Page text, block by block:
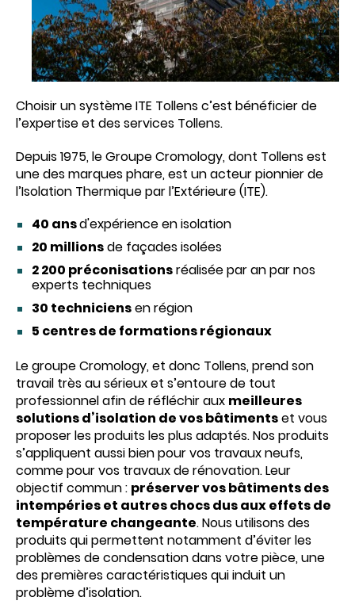
Choisir un système ITE Tollens c’est bénéficier de
l’expertise et des services Tollens.
Depuis 1975, le Groupe Cromology, dont Tollens est
une des marques phare, est un acteur pionnier de
l’Isolation Thermique par l’Extérieure (ITE).
40 ansd'expérience en isolation
20 millionsde façades isolées
2 200 préconisationsréalisée par an par nos
experts techniques
30 techniciensen région
5 centres de formations régionaux
Le groupe Cromology, et donc Tollens, prend son
travail très au sérieux et s’entoure de tout
professionnel afin de réfléchir aux meilleures
solutions d’isolation de vos bâtimentset vous
proposer les produits les plus adaptés. Nos produits
s’appliquent aussi bien pour vos travaux neufs,
comme pour vos travaux de rénovation. Leur
objectif commun : préserver vos bâtiments des
intempéries et autres chocs dus aux effets de
température changeante. Nous utilisons des
produits qui permettent notamment d’éviter les
problèmes de condensation dans votre pièce, une
des premières caractéristiques qui induit un
problème d’isolation.